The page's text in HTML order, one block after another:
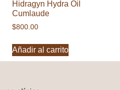
Hidragyn Hydra Oil
Cumlaude
$800.00
Añadir al carrito